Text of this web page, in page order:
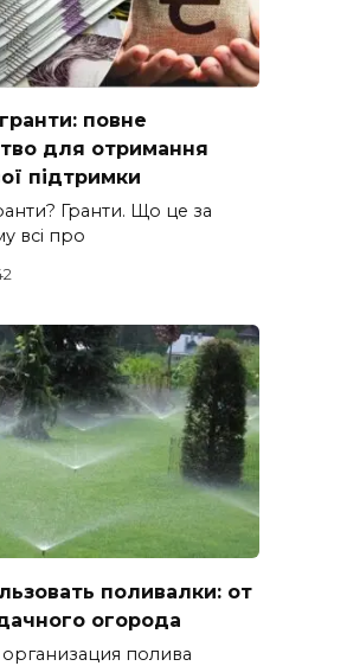
повне
для отримання
підтримки
Гранти. Що це за
всі про
поливалки: от
огорода
организация полива